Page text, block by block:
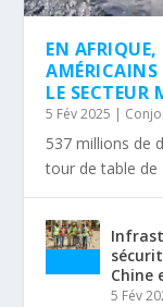
EN AFRIQUE,
AMÉRICAINS
LE SECTEUR
5 Fév 2025
537 millions de
tour de table de
Chine
5 Fév